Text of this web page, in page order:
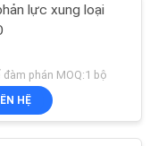
lực xung loại
đàm phán MOQ:1 bộ
HỆ